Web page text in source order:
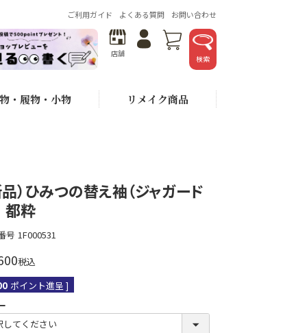
ご利用ガイド よくある質問 お問い合わせ
店舗
検索
・履物・小物 リメイク商品
品）ひみつの替え袖（ジャガード
都粋
号 1F000531
税込
ポイント進呈 ]